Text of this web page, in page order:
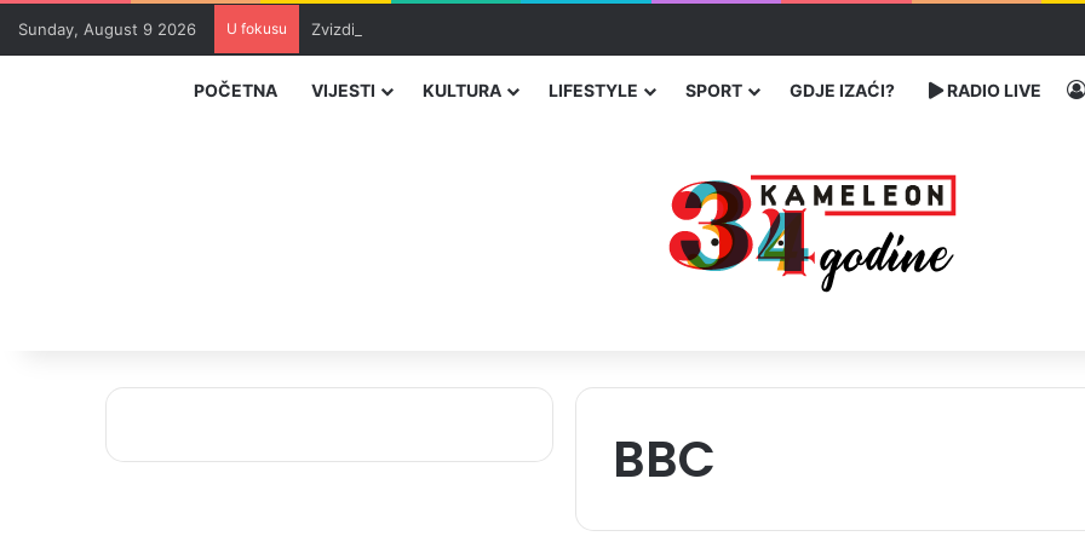
Sunday, August 9 2026 U fokusu Zvizdić, Magazinović i Kojović traže poseban status za Memorijalni centar Srebrenica
POČETNA VIJESTI KULTURA LIFESTYLE SPORT GDJE IZAĆI? RADIO LIVE
BBC